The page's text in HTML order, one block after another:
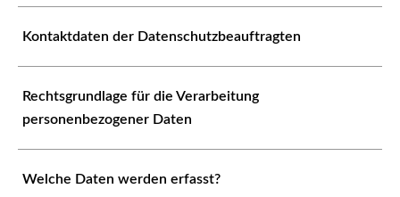
Kontaktdaten der Datenschutzbeauftragten
Rechtsgrundlage für die Verarbeitung
personenbezogener Daten
Welche Daten werden erfasst?